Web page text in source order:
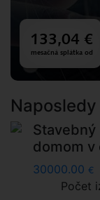
domom v
30000.00 €
Počet